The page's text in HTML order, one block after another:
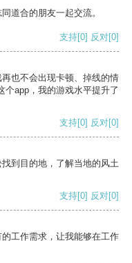
道合的朋友一起交流。
支持[0] 反对[0]
也不会出现卡顿、掉线的情
个app，我的游戏水平提升了
支持[0] 反对[0]
到目的地，了解当地的风土
支持[0] 反对[0]
工作需求，让我能够在工作